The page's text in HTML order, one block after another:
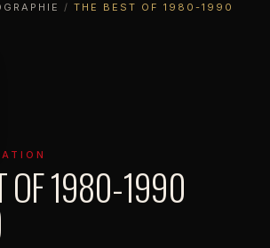
/ THE BEST OF 1980-1990
OF 1980-1990